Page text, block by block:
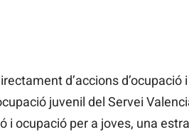
d’accions
juvenil del Servei
ocupació per a joves, una